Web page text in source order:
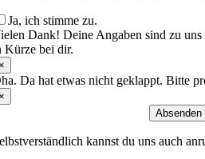
Ja, ich stimme zu.
Dank! Deine Angaben sind zu
Kürze bei dir.
Da hat etwas nicht geklappt. Bitte
Absenden
kannst du uns auch